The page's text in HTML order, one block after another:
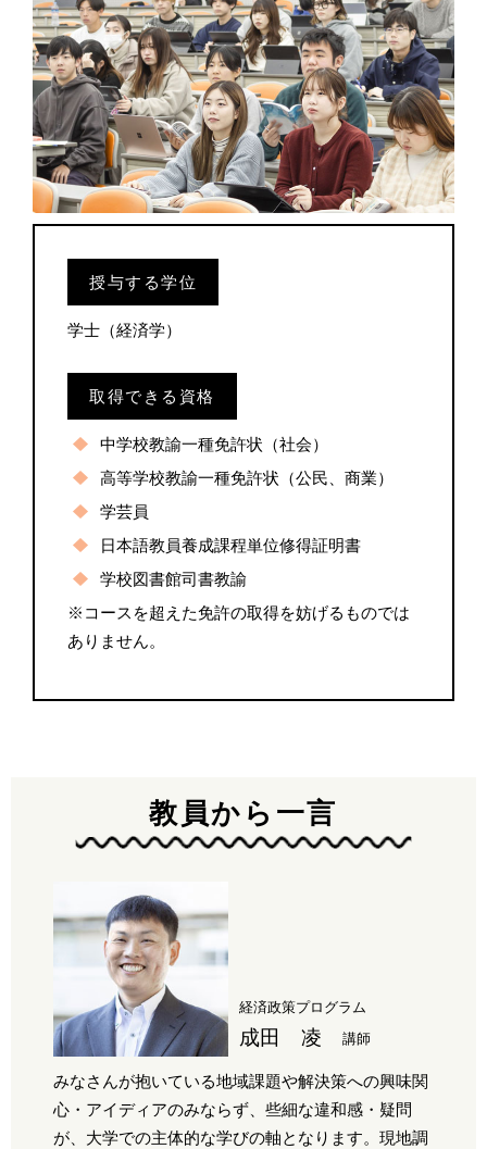
授与する学位
学士（経済学）
取得できる資格
中学校教諭一種免許状（社会）
高等学校教諭一種免許状（公民、商業）
学芸員
日本語教員養成課程単位修得証明書
学校図書館司書教諭
※コースを超えた免許の取得を妨げるものでは
ありません。
教員から一言
経済政策プログラム
成田 凌講師
みなさんが抱いている地域課題や解決策への興味関
心・アイディアのみならず、些細な違和感・疑問
が、大学での主体的な学びの軸となります。現地調